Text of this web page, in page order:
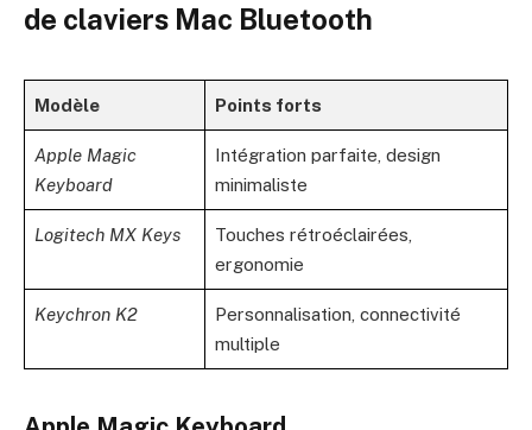
de claviers Mac Bluetooth
Modèle Points forts
Apple Magic
Keyboard
Intégration parfaite, design
minimaliste
Logitech MX Keys
Touches rétroéclairées,
ergonomie
Keychron K2
Personnalisation, connectivité
multiple